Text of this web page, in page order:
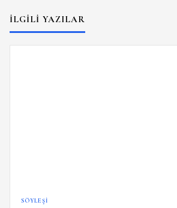
İLGILI YAZILAR
SÖYLEŞI